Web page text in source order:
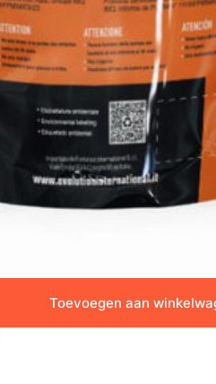
Toevoegen aan